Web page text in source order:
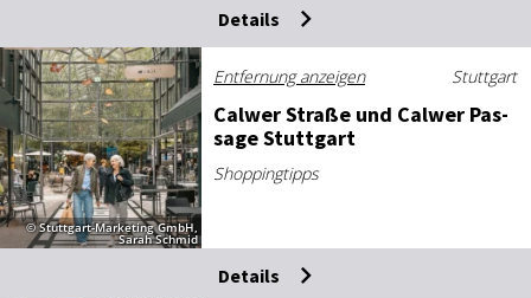
Details
© Stuttgart-Marketing GmbH,
Sarah Schmid
Entfernung anzeigen Stuttgart
Cal­wer Stra­ße und Cal­wer Pas­
sa­ge Stutt­gart
Shoppingtipps
Details